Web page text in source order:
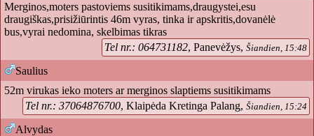
Merginos,moters pastoviems susitikimams,draugystei,esu
draugiškas,prisižiūrintis 46m vyras, tinka ir apskritis,dovanėlė
bus,vyrai nedomina, skelbimas tikras
Tel nr.: 064731182, Panevėžys, Šiandien, 15:48
Saulius
52m virukas ieko moters ar merginos slaptiems susitikimams
Tel nr.: 37064876700, Klaipėda Kretinga Palang, Šiandien, 15:24
Alvydas